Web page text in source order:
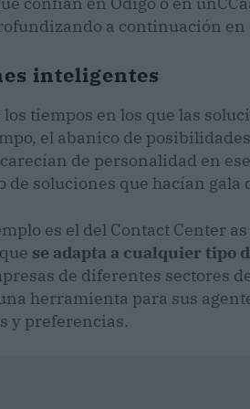
a continuación en
inteligentes
los tiempos en los que las
el abanico de
de personalidad en
de soluciones que hacían gala
es el del Contact Center
se adapta a cualquier tipo
de diferentes sectores
herramienta para sus
y preferencias.